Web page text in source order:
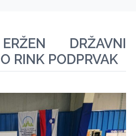
DRŽAVNI
RINK PODPRVAK